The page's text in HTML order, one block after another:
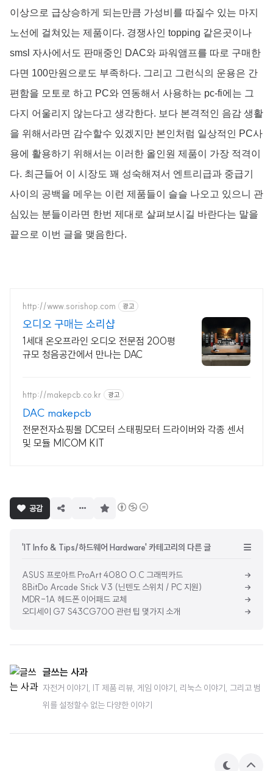
이상으로 급상승하게 되는만큼 가성비를 따질수 있는 마지
노선에 걸쳐있는 제품이다. 경쟁사인 topping 같은곳이나
smsl 자사에서도 판매중인 DAC와 파워앰프를 따로 구매한
다면 100만원으로도 부족하다. 그리고 그런식의 운용은 간
편함을 모토로 하고 PC와 연동해서 사용하는 pc-fi에는 그
다지 어울리지 않는다고 생각한다. 보다 본격적인 음감 생활
을 위해서라면 감수할수 있겠지만 본인처럼 일상적인 PC사
용에 활용하기 위해서는 이러한 올인원 제품이 가장 적격이
다. 최근들어 이 시장도 꽤 성숙해져서 엔트리급과 중급기
사이의 공백을 메우는 이런 제품들이 슬슬 나오고 있으니 관
심있는 분들이라면 한번 제대로 살펴보시길 바란다는 말을
끝으로 이번 글을 맺음한다.
http://www.sorishop.com 광고
오디오 구매는 소리샵
1세대 온오프라인 오디오 전문점 200평
규모 청음공간에서 만나는 DAC
http://makepcb.co.kr 광고
DAC makepcb
전문전자쇼핑몰 DC모터 스태핑모터 드라이버와 각종 센서
및 모듈 MICOM KIT
공감
'IT Info & Tips/하드웨어 Hardware' 카테고리의 다른 글
ASUS 프로아트 ProArt 4080 O.C 그래픽카드
8BitDo Arcade Stick V3 (닌텐도 스위치 / PC 지원)
MDR-1A 헤드폰 이어패드 교체
오디세이 G7 S43CG700 관련 팁 몇가지 소개
글쓰는 사과
자전거 이야기, IT 제품 리뷰, 게임 이야기, 리눅스 이야기, 그리고 범
위를 설정할수 없는 다양한 이야기